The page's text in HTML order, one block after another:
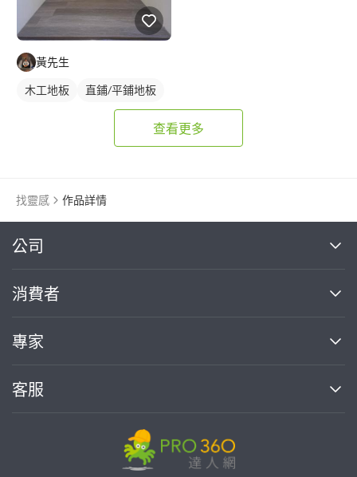
黃先生
木工地板 直鋪/平鋪地板
查看更多
找靈感 作品詳情
公司
關於我們
部落格
加入我們
消費者
買服務
熱門服務
專家
案件中心
客服
繼續完成